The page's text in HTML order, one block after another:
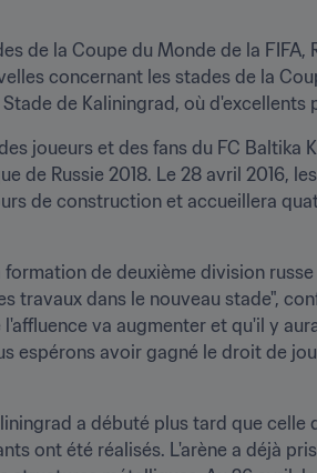
de la Coupe du Monde de la
concernant les stades de la
de Kaliningrad, où
joueurs et des fans du FC
de Russie 2018. Le 28 avril 2016,
de construction et accueillera
de deuxième division
travaux dans le nouveau stade",
va augmenter et qu'il y
espérons avoir gagné le droit de
a débuté plus tard que celle
ont été réalisés. L'arène a déjà